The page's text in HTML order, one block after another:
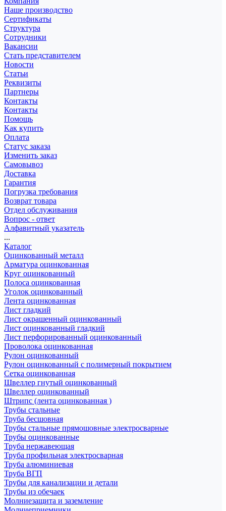
Наше производство
Сертификаты
Структура
Сотрудники
Вакансии
Стать представителем
Новости
Статьи
Реквизиты
Партнеры
Контакты
Контакты
Помощь
Как купить
Оплата
Статус заказа
Изменить заказ
Самовывоз
Доставка
Гарантия
Погрузка требования
Возврат товара
Отдел обслуживания
Вопрос - ответ
Алфавитный указатель
...
Каталог
Оцинкованный металл
Арматура оцинкованная
Круг оцинкованный
Полоса оцинкованная
Уголок оцинкованный
Лента оцинкованная
Лист гладкий
Лист окрашенный оцинкованный
Лист оцинкованный гладкий
Лист перфорированный оцинкованный
Проволока оцинкованная
Рулон оцинкованный
Рулон оцинкованный с полимерный покрытием
Сетка оцинкованная
Швеллер гнутый оцинкованный
Швеллер оцинкованный
Штрипс (лента оцинкованная )
Трубы стальные
Труба бесшовная
Трубы стальные прямошовные электросварные
Трубы оцинкованные
Труба нержавеющая
Труба профильная электросварная
Труба алюминиевая
Труба ВГП
Трубы для канализации и детали
Трубы из обечаек
Молниезащита и заземление